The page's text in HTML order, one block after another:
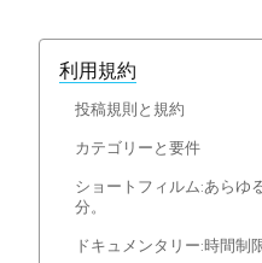
利用規約
投稿規則と規約
カテゴリーと要件
ショートフィルム:あらゆ
分。
ドキュメンタリー:時間制